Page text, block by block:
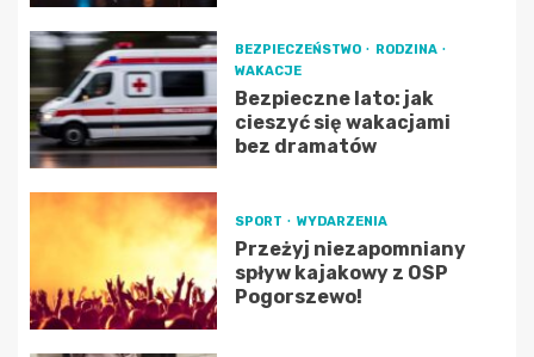
BEZPIECZEŃSTWO
RODZINA
WAKACJE
Bezpieczne lato: jak
cieszyć się wakacjami
bez dramatów
SPORT WYDARZENIA
Przeżyj niezapomniany
spływ kajakowy z OSP
Pogorszewo!